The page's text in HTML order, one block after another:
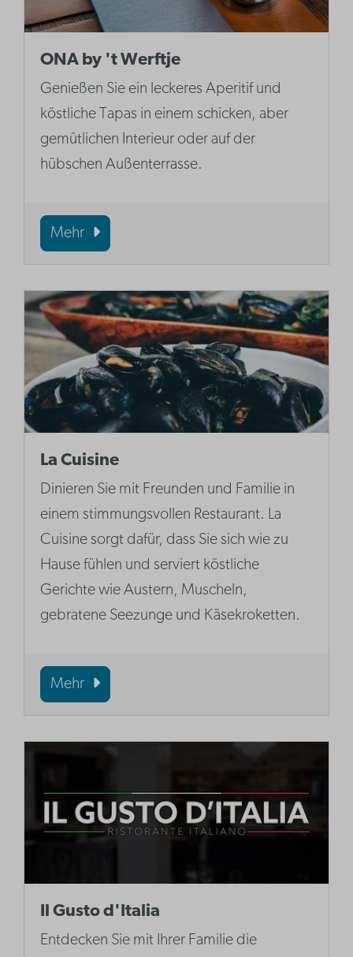
ONA by 't Werftje
Genießen Sie ein leckeres Aperitif und
köstliche Tapas in einem schicken, aber
gemütlichen Interieur oder auf der
hübschen Außenterrasse.
Mehr
La Cuisine
Dinieren Sie mit Freunden und Familie in
einem stimmungsvollen Restaurant. La
Cuisine sorgt dafür, dass Sie sich wie zu
Hause fühlen und serviert köstliche
Gerichte wie Austern, Muscheln,
gebratene Seezunge und Käsekroketten.
Mehr
Il Gusto d'Italia
Entdecken Sie mit Ihrer Familie die